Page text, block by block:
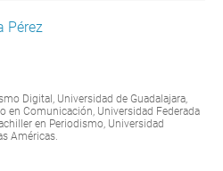
Pérez
Digital, Universidad de Guadalajara,
en Comunicación, Universidad Federada
en Periodismo, Universidad
Américas.